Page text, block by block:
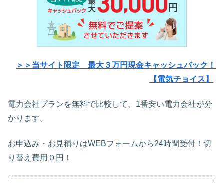
＞＞当サイト限定 最大３万円現金キャッシュバック！
【電気チョイス】
電力会社プランを無料で比較して、1番安い電力会社が分
かります。
お申込み・お見積りはWEBフォームから24時間受付！切
り替え費用０円！